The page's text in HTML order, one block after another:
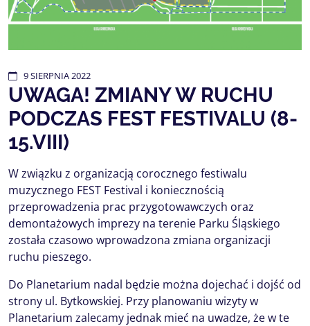
9SIERPNIA2022
UWAGA! ZMIANY W RUCHU
PODCZAS FEST FESTIVALU (8-
15.VIII)
W związku z organizacją corocznego festiwalu
muzycznego FEST Festival i koniecznością
przeprowadzenia prac przygotowawczych oraz
demontażowych imprezy na terenie Parku Śląskiego
została czasowo wprowadzona zmiana organizacji
ruchu pieszego.
Do Planetarium nadal będzie można dojechać i dojść od
strony ul. Bytkowskiej. Przy planowaniu wizyty w
Planetarium zalecamy jednak mieć na uwadze, że w te